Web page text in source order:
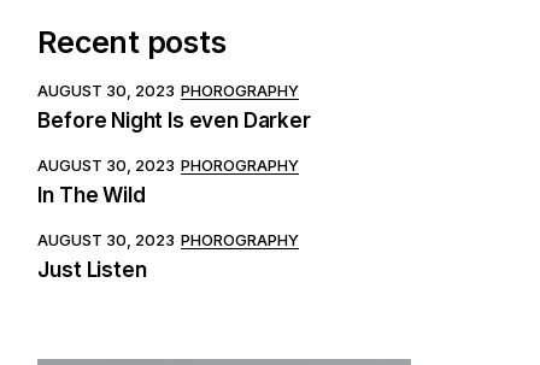
Recent posts
AUGUST 30, 2023 PHOROGRAPHY
Before Night Is even Darker
AUGUST 30, 2023 PHOROGRAPHY
In The Wild
AUGUST 30, 2023 PHOROGRAPHY
Just Listen